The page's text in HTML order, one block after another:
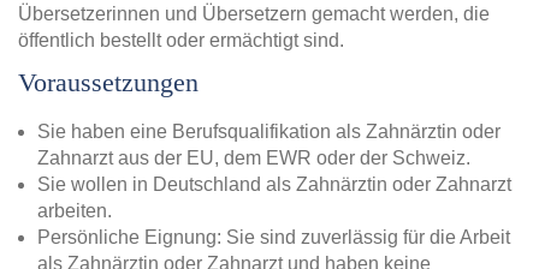
Übersetzerinnen und Übersetzern gemacht werden, die
öffentlich bestellt oder ermächtigt sind.
Voraussetzungen
Sie haben eine Berufsqualifikation als Zahnärztin oder
Zahnarzt aus der EU, dem EWR oder der Schweiz.
Sie wollen in Deutschland als Zahnärztin oder Zahnarzt
arbeiten.
Persönliche Eignung: Sie sind zuverlässig für die Arbeit
als Zahnärztin oder Zahnarzt und haben keine